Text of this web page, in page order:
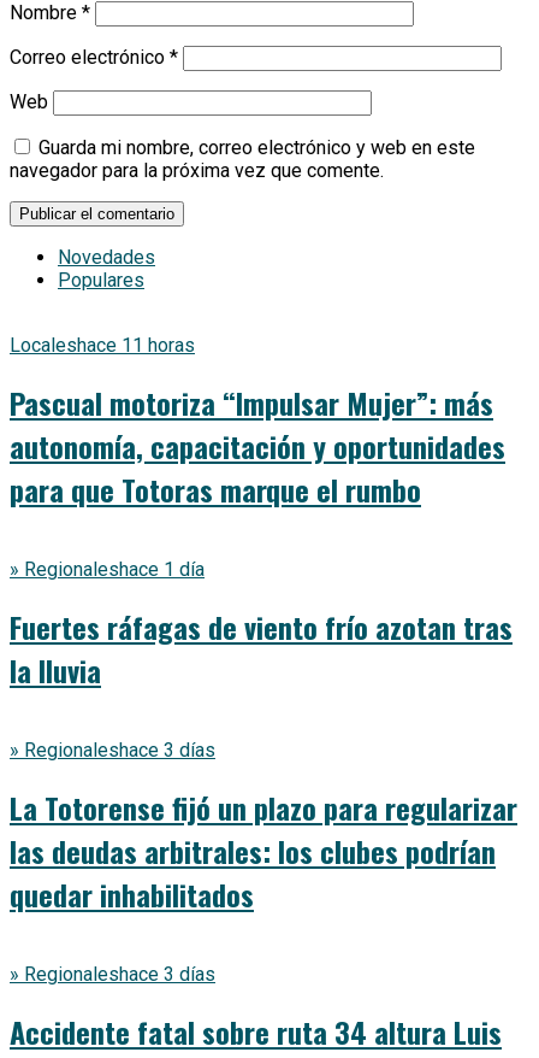
Nombre *
Correo electrónico *
Web
Guarda mi nombre, correo electrónico y web en este
navegador para la próxima vez que comente.
Novedades
Populares
Localeshace 11 horas
Pascual motoriza “Impulsar Mujer”: más
autonomía, capacitación y oportunidades
para que Totoras marque el rumbo
» Regionaleshace 1 día
Fuertes ráfagas de viento frío azotan tras
la lluvia
» Regionaleshace 3 días
La Totorense fijó un plazo para regularizar
las deudas arbitrales: los clubes podrían
quedar inhabilitados
» Regionaleshace 3 días
Accidente fatal sobre ruta 34 altura Luis